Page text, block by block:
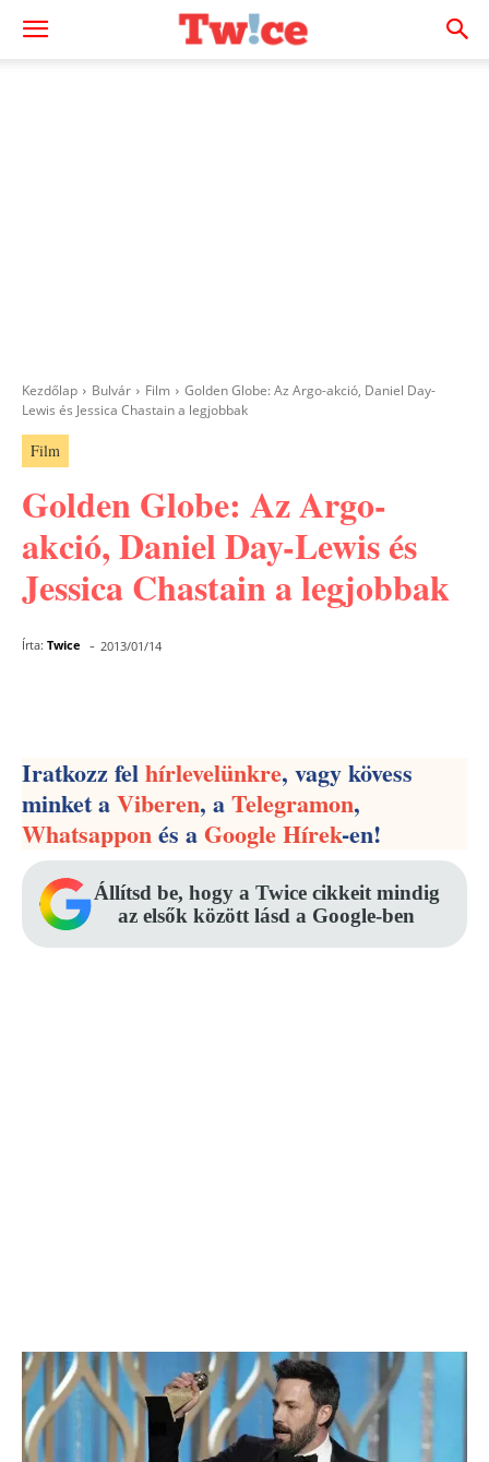
Kezdőlap Bulvár Film
Golden Globe: Az Argo-akció, Daniel Day-
Lewis és Jessica Chastain a legjobbak
Film
Golden Globe: Az Argo-
akció, Daniel Day-Lewis és
Jessica Chastain a legjobbak
Írta: Twice - 2013/01/14
Iratkozz felhírlevelünkre, vagy kövess
minket aViberen, aTelegramon,
Whatsapponés aGoogle Hírek-en!
Állítsd be, hogy a Twice cikkeit mindig
az elsők között lásd a Google-ben